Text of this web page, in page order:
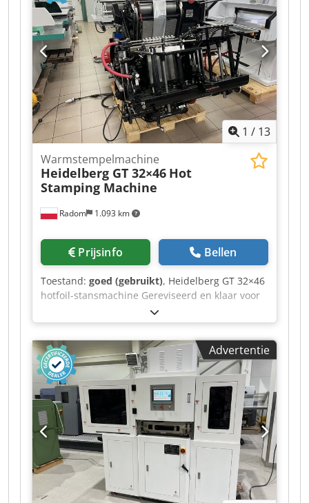
1 / 13
Radom 1.093 km
Warmstempelmachine
Heidelberg GT 32×46 Hot
Stamping Machine
Prijsinfo Bellen
Toestand: goed (gebruikt), Heidelberg GT 32×46
hotfoil-stansmachine Gereviseerd en klaar voor
productie. De machine is gereed voor hotfoil en
stansen. Machineformaat: 32x46 cm Perskracht:
60 ton Dodpfx Aszgc U Ueavekr Papiergewicht:
600 gsm Bedrijfssnelheid: 4000 vel/uur Dit
model is ontworpen voor hotfoil en beschikt over
een grote verwarmingsplaat. Gewicht: 2300 kg
Klem vervaardigd door Hakro. Inclusief frame,
vulstukken en boekdruksloten.
Advertentie